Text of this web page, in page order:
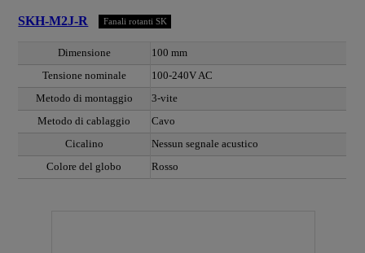
SKH-M2J-R Fanali rotanti SK
Dimensione
100 mm
Tensione nominale
100-240V AC
Metodo di montaggio
3-vite
Metodo di cablaggio
Cavo
Cicalino
Nessun segnale acustico
Colore del globo
Rosso